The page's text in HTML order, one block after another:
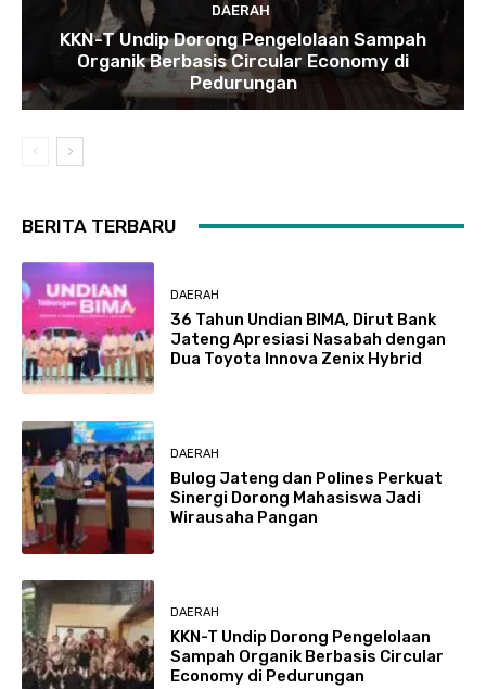
DAERAH
KKN-T Undip Dorong Pengelolaan Sampah
Organik Berbasis Circular Economy di
Pedurungan
BERITA TERBARU
DAERAH
36 Tahun Undian BIMA, Dirut Bank
Jateng Apresiasi Nasabah dengan
Dua Toyota Innova Zenix Hybrid
DAERAH
Bulog Jateng dan Polines Perkuat
Sinergi Dorong Mahasiswa Jadi
Wirausaha Pangan
DAERAH
KKN-T Undip Dorong Pengelolaan
Sampah Organik Berbasis Circular
Economy di Pedurungan